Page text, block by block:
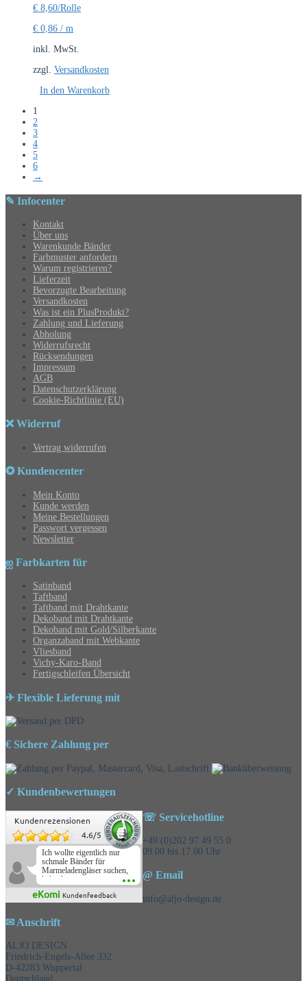
€ 8,60/Rolle
€ 0,86 / m
inkl. MwSt.
zzgl. Versandkosten
In den Warenkorb
1
2
3
4
5
6
→
✎ Infocenter
Kontakt
Über uns
Warenkunde Bänder
Farbmuster anfordern
Warum registrieren?
Lieferzeit
Bevorzugte Bearbeitung
Versandkosten
Was ist ein PlusProdukt?
Zahlung und Lieferung
Abholung
Widerrufsrecht
Rücksendungen
Impressum
AGB
Datenschutzerklärung
Cookie-Richtlinie (EU)
❌ Widerruf
Vertrag widerrufen
✪ Kundencenter
Mein Konto
Kunde werden
Meine Bestellungen
Passwort vergessen
Newsletter
ஐ Farbkarten für
Satinband
Taftband
Taftband mit Drahtkante
Dekoband mit Drahtkante
Dekoband mit Gold/Silberkante
Organzaband mit Webkante
Vliesband
Vichy-Karo-Band
Fertigschleifen Übersicht
✈ Flexible Lieferung mit
€ Sichere Zahlung per
✓ Kundenbewertungen
Kundenrezensionen
4.6/5
Ich wollte eigentlich nur
schmale Bänder für
Marmeladengläser suchen,
habe die
Überraschungsbänder
mitbestellt und war positiv
überrascht, schöne
eKomi Kundenfeedback
☏ Servicehotline
+49 (0)202 97 49 55 0
09.00 bis 17.00 Uhr
@ Email
info@aljo-design.de
✉ Anschrift
ALJO DESIGN
Friedrich-Engels-Allee 332
D-42283 Wuppertal
Deutschland